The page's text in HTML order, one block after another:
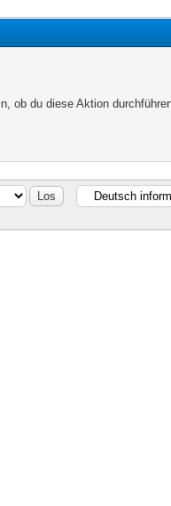
ob du diese Aktion